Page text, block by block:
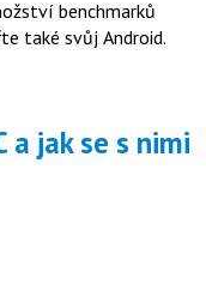
benchmarků
také svůj Android.